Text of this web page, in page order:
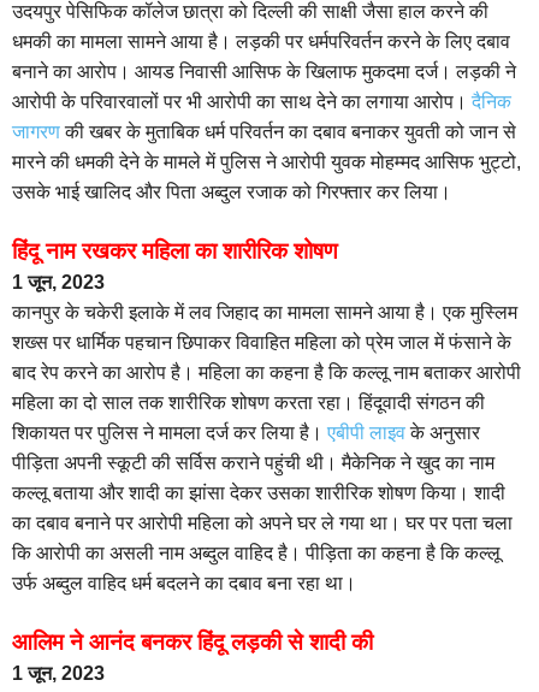
उदयपुर पेसिफिक कॉलेज छात्रा को दिल्ली की साक्षी जैसा हाल करने की
धमकी का मामला सामने आया है। लड़की पर धर्मपरिवर्तन करने के लिए दबाव
बनाने का आरोप। आयड निवासी आसिफ के खिलाफ मुकदमा दर्ज। लड़की ने
आरोपी के परिवारवालों पर भी आरोपी का साथ देने का लगाया आरोप। दैनिक
जागरणकी खबर के मुताबिक धर्म परिवर्तन का दबाव बनाकर युवती को जान से
मारने की धमकी देने के मामले में पुलिस ने आरोपी युवक मोहम्मद आसिफ भुट्टो,
उसके भाई खालिद और पिता अब्दुल रजाक को गिरफ्तार कर लिया।
हिंदू नाम रखकर महिला का शारीरिक शोषण
1 जून, 2023
कानपुर के चकेरी इलाके में लव जिहाद का मामला सामने आया है। एक मुस्लिम
शख्स पर धार्मिक पहचान छिपाकर विवाहित महिला को प्रेम जाल में फंसाने के
बाद रेप करने का आरोप है। महिला का कहना है कि कल्लू नाम बताकर आरोपी
महिला का दो साल तक शारीरिक शोषण करता रहा। हिंदूवादी संगठन की
शिकायत पर पुलिस ने मामला दर्ज कर लिया है। एबीपी लाइवके अनुसार
पीड़िता अपनी स्कूटी की सर्विस कराने पहुंची थी। मैकेनिक ने खुद का नाम
कल्लू बताया और शादी का झांसा देकर उसका शारीरिक शोषण किया। शादी
का दबाव बनाने पर आरोपी महिला को अपने घर ले गया था। घर पर पता चला
कि आरोपी का असली नाम अब्दुल वाहिद है। पीड़िता का कहना है कि कल्लू
उर्फ अब्दुल वाहिद धर्म बदलने का दबाव बना रहा था।
आलिम ने आनंद बनकर हिंदू लड़की से शादी की
1 जून, 2023